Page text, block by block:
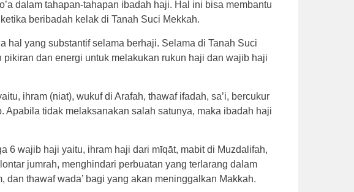
dalam tahapan-tahapan ibadah haji. Hal ini bisa membantu
ketika beribadah kelak di Tanah Suci Mekkah.
hal yang substantif selama berhaji. Selama di Tanah Suci
pikiran dan energi untuk melakukan rukun haji dan wajib haji
ihram (niat), wukuf di Arafah, thawaf ifadah, sa’i, bercukur
Apabila tidak melaksanakan salah satunya, maka ibadah haji
6 wajib haji yaitu, ihram haji dari mīqāt, mabit di Muzdalifah,
jumrah, menghindari perbuatan yang terlarang dalam
dan thawaf wada’ bagi yang akan meninggalkan Makkah.